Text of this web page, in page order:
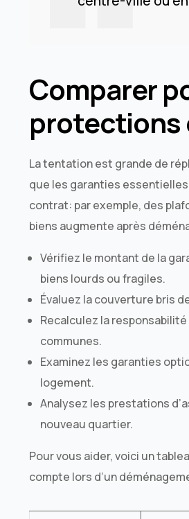
Comparer
protections
La tentation est grande de
que les garanties
contrat: par exemple, des
biens augmente après
Vérifiez le montant de la
biens lourds ou fragiles.
Évaluez la couverture bris
Recalculez la
communes.
Examinez les garanties
logement.
Analysez les prestations
nouveau quartier.
Pour vous aider, voici un
compte lors d’un